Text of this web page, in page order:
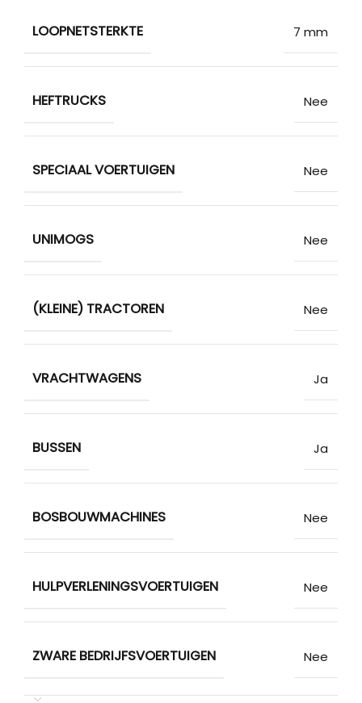
LOOPNETSTERKTE 7 mm
HEFTRUCKS Nee
SPECIAAL VOERTUIGEN Nee
UNIMOGS Nee
(KLEINE) TRACTOREN Nee
VRACHTWAGENS Ja
BUSSEN Ja
BOSBOUWMACHINES Nee
HULPVERLENINGSVOERTUIGEN Nee
ZWARE BEDRIJFSVOERTUIGEN Nee